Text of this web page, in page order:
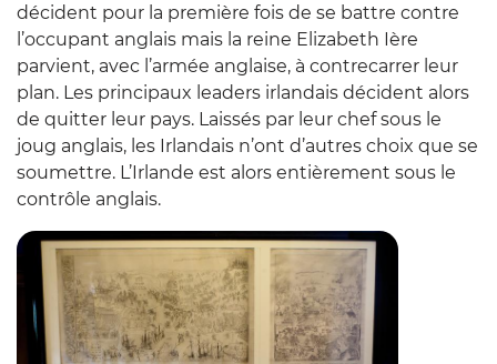
décident pour la première fois de se battre contre
l’occupant anglais mais la reine Elizabeth Ière
parvient, avec l’armée anglaise, à contrecarrer leur
plan. Les principaux leaders irlandais décident alors
de quitter leur pays. Laissés par leur chef sous le
joug anglais, les Irlandais n’ont d’autres choix que se
soumettre. L’Irlande est alors entièrement sous le
contrôle anglais.
Zoom sur